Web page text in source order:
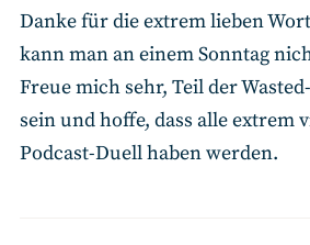
Danke für die extrem lieben
kann man an einem Sonntag
Freue mich sehr, Teil der
sein und hoffe, dass alle extrem
Podcast-Duell haben werden.